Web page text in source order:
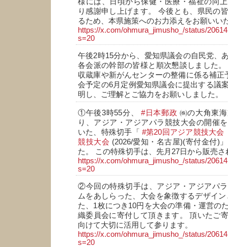
り感謝申し上げます。 今後とも、県民の
るため、本県施策へのお力添えをお願いい
https://x.com/ohmura_jimusho_/status/
s=20
午後2時15分から、愛知県議会の自民党、
各会派の幹部の皆様と順次懇談しました
収蔵庫や新がんセンターの整備に係る補正
会予定の6月定例愛知県議会に提出する議
明し、ご理解とご協力をお願いしました。
①午後3時55分、 #日本郵政 ㈱の大角東
り、アジア・アジアパラ競技大会の開催
いた、特殊切手「#第20回アジア競技大会
競技大会 (2026/愛知・名古屋)(寄付金付)
た。 この特殊切手は、先月27日から販売さ
https://x.com/ohmura_jimusho_/status/
s=20
②今回の特殊切手は、アジア・アジアパ
ムをあしらった、大会を象徴するデザイ
た、1枚につき10円を大会の準備・運営の
織委員会に寄付して頂きます。 頂いたご
向けて大切に活用して参ります。
https://x.com/ohmura_jimusho_/status/
s=20